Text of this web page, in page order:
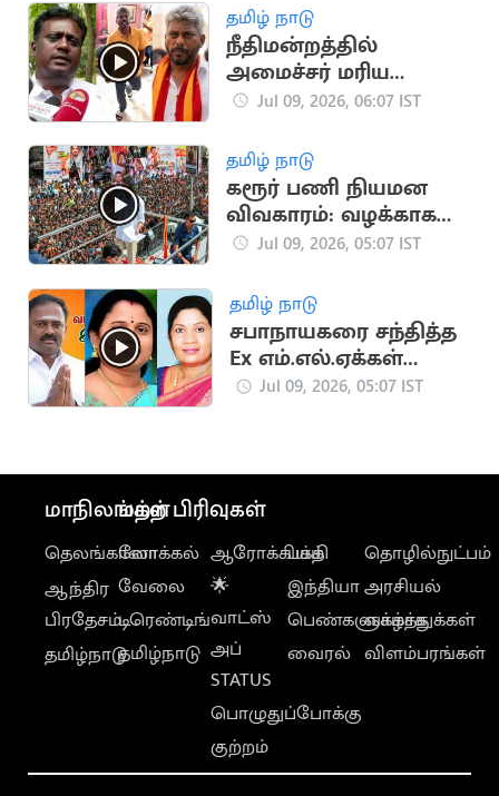
தமிழ் நாடு
நீதிமன்றத்தில்
அமைச்சர் மரிய
வில்சன் ஆஜராக
Jul 09, 2026, 06:07 IST
தமிழ் நாடு
கரூர் பணி நியமன
விவகாரம்: வழக்காக
விசாரிக்க
Jul 09, 2026, 05:07 IST
தமிழ் நாடு
சபாநாயகரை சந்தித்த
Ex எம்.எல்.ஏக்கள்
ஜெயக்குமார்,
Jul 09, 2026, 05:07 IST
மாநிலங்கள்
தெலங்கானா
ஆந்திர
பிரதேசம்
தமிழ்நாடு
மற்ற பிரிவுகள்
லோக்கல்
வேலை
டிரெண்டிங்
தமிழ்நாடு
ஆரோக்கியம்
🌟
வாட்ஸ்
அப்
STATUS
பொழுதுப்போக்கு
குற்றம்
பக்தி
இந்தியா
பெண்களுக்காக
வைரல்
தொழில்நுட்பம்
அரசியல்
வாழ்த்துக்கள்
விளம்பரங்கள்